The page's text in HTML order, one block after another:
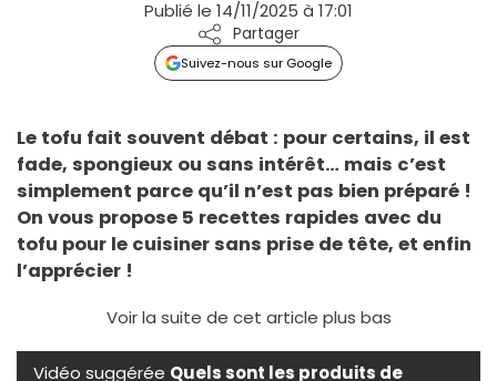
Publié le 14/11/2025 à 17:01
Partager
Suivez-nous sur Google
Le tofu fait souvent débat : pour certains, il est
fade, spongieux ou sans intérêt… mais c’est
simplement parce qu’il n’est pas bien préparé !
On vous propose 5 recettes rapides avec du
tofu pour le cuisiner sans prise de tête, et enfin
l’apprécier !
Voir la suite de cet article plus bas
Vidéo suggérée Quels sont les produits de